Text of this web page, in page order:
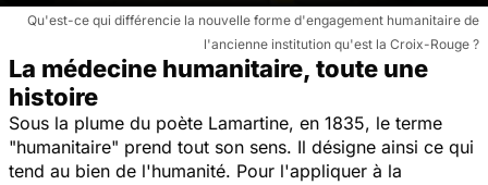
Qu'est-ce qui différencie la nouvelle forme d'engagement humanitaire de
l'ancienne institution qu'est la Croix-Rouge ?
La médecine humanitaire, toute une
histoire
Sous la plume du poète Lamartine, en 1835, le terme
"humanitaire" prend tout son sens. Il désigne ainsi ce qui
tend au bien de l'humanité. Pour l'appliquer à la